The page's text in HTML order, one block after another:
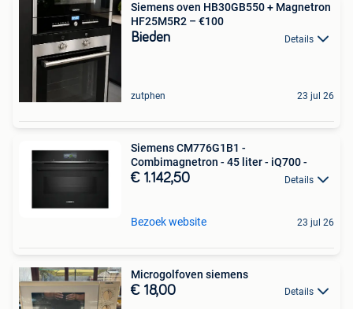
Siemens oven HB30GB550 + Magnetron
HF25M5R2 – €100
Bieden Details
zutphen 23 jul 26
Siemens CM776G1B1 -
Combimagnetron - 45 liter - iQ700 -
€ 1.142,50 Details
Bezoek website 23 jul 26
Microgolfoven siemens
€ 18,00 Details